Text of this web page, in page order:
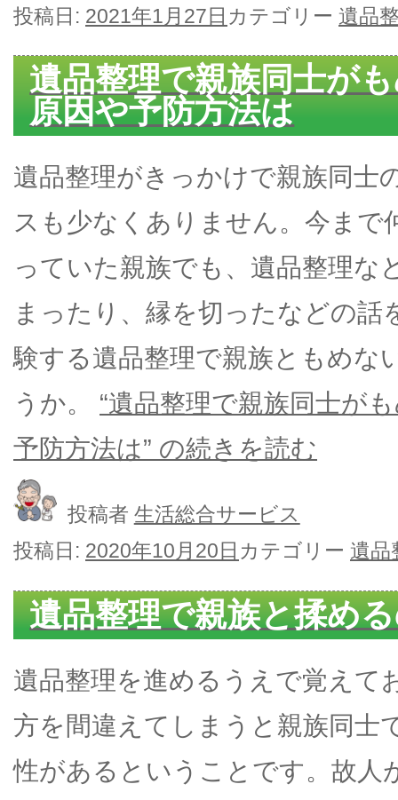
投稿日: 2021年1月27日 カテゴリー 遺品
遺品整理で親族同士が
原因や予防方法は
遺品整理がきっかけで親族同士
スも少なくありません。今ま
っていた親族でも、遺品整理
まったり、縁を切ったなどの
験する遺品整理で親族ともめな
うか。 “遺品整理で親族同士が
予防方法は” の続きを読む
投稿者 生活総合サービス
投稿日: 2020年10月20日 カテゴリー 遺品
遺品整理で親族と揉め
遺品整理を進めるうえで覚えて
方を間違えてしまうと親族同士
性があるということです。故人